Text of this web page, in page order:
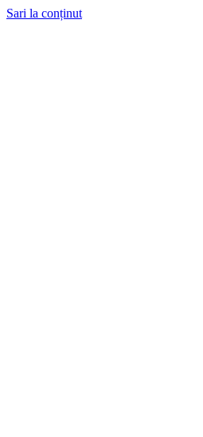
Sari la conținut